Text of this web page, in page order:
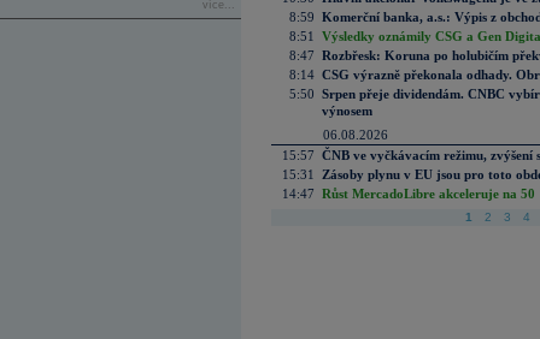
více...
8:59 Komerční banka, a.s.: Výpis z
8:51
Výsledky oznámily CSG a Gen
8:47 Rozbřesk: Koruna po holubičím
8:14 CSG výrazně překonala odhady.
5:50 Srpen přeje dividendám. CNBC
výnosem
06.08.2026
15:57 ČNB ve vyčkávacím režimu, zvýšení
15:31
Zásoby plynu v EU jsou pro toto
14:47 Růst MercadoLibre akceleruje na
1 2 3 4